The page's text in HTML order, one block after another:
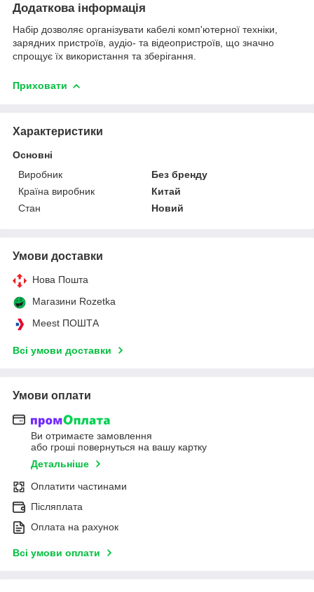
Додаткова інформація
Набір дозволяє організувати кабелі комп'ютерної техніки,
зарядних пристроїв, аудіо- та відеопристроїв, що значно
спрощує їх використання та зберігання.
Приховати
Характеристики
Основні
Виробник
Без бренду
Країна виробник
Китай
Стан
Новий
Умови доставки
Нова Пошта
Магазини Rozetka
Meest ПОШТА
Всі умови доставки
Умови оплати
Ви отримаєте замовлення
або гроші повернуться на вашу картку
Детальніше
Оплатити частинами
Післяплата
Оплата на рахунок
Всі умови оплати